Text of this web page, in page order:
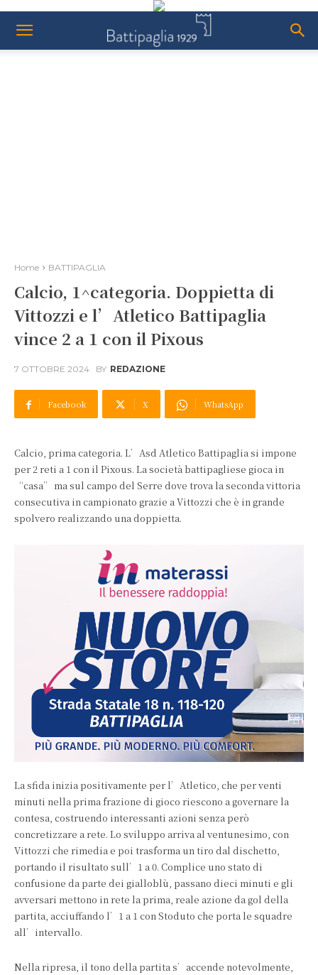
Home BATTIPAGLIA
Calcio, 1^categoria. Doppietta di
Vittozzi e l’Atletico Battipaglia
vince 2 a 1 con il Pixous
7 OTTOBRE 2024 BY REDAZIONE
Facebook X WhatsApp
Calcio, prima categoria. L’Asd Atletico Battipaglia si impone
per 2 reti a 1 con il Pixous. La società battipagliese gioca in
“casa” ma sul campo del Serre dove trova la seconda vittoria
consecutiva in campionato grazie a Vittozzi che è in grande
spolvero realizzando una doppietta.
La sfida inizia positivamente per l’Atletico, che per venti
minuti nella prima frazione di gioco riescono a governare la
contesa, costruendo interessanti azioni senza però
concretizzare a rete. Lo sviluppo arriva al ventunesimo, con
Vittozzi che rimedia e poi trasforma un tiro dal dischetto,
portando il risultato sull’1 a 0. Complice uno stato di
confusione da parte dei gialloblù, passano dieci minuti e gli
avversari mettono in rete la prima, reale azione da gol della
partita, acciuffando l’1 a 1 con Stoduto che porta le squadre
all’intervallo.
Nella ripresa, il tono della partita s’accende notevolmente,